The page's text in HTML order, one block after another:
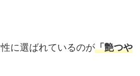
に選ばれているのが「艶つや